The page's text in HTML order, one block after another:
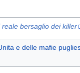
bersaglio dei killer
e delle mafie